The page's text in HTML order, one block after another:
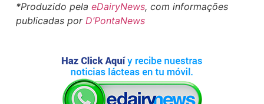
*Produzido pelaeDairyNews, com informações
publicadas porD’PontaNews